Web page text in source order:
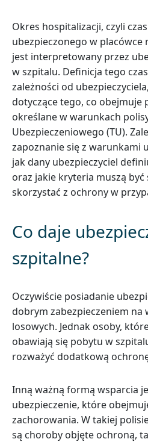
Okres hospitalizacji, czyli
ubezpieczonego w placówce
jest interpretowany przez
w szpitalu. Definicja tego
zależności od
dotyczące tego, co obejmuje
określane w warunkach
Ubezpieczeniowego (TU).
zapoznanie się z warunkami
jak dany ubezpieczyciel
oraz jakie kryteria muszą być
skorzystać z ochrony w
Co daje
szpitalne?
Oczywiście posiadanie
dobrym zabezpieczeniem na
losowych. Jednak osoby,
obawiają się pobytu w
rozważyć dodatkową
Inną ważną formą wsparcia
ubezpieczenie, które
zachorowania. W takiej
są choroby objęte ochroną,